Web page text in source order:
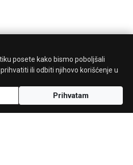
posete kako bismo poboljšali
ili odbiti njihovo korišćenje u
Prihvatam